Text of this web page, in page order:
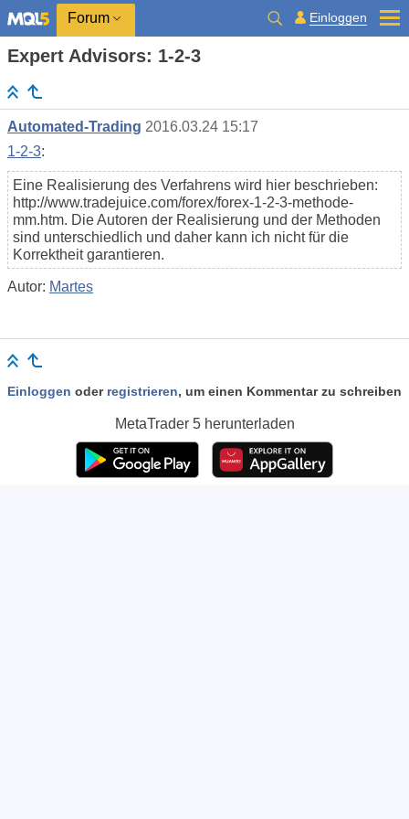
Forum Einloggen
Expert Advisors: 1-2-3
Automated-Trading 2016.03.24 15:17
1-2-3:
Eine Realisierung des Verfahrens wird hier beschrieben:
http://www.tradejuice.com/forex/forex-1-2-3-methode-
mm.htm. Die Autoren der Realisierung und der Methoden
sind unterschiedlich und daher kann ich nicht für die
Korrektheit garantieren.
Autor: Martes
Einloggen oder registrieren, um einen Kommentar zu schreiben
MetaTrader 5herunterladen